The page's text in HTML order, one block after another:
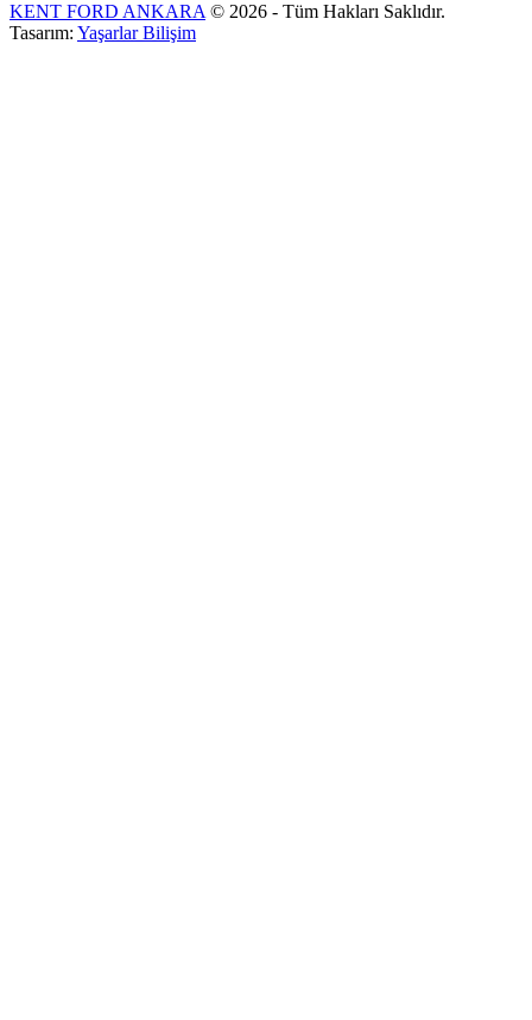
KENT FORD ANKARA © 2026 - Tüm Hakları Saklıdır.
Tasarım: Yaşarlar Bilişim